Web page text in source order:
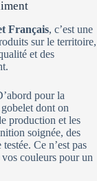
Français, c’est une
sur le territoire,
et des
pour la
dont on
production et les
soignée, des
Ce n’est pas
couleurs pour un